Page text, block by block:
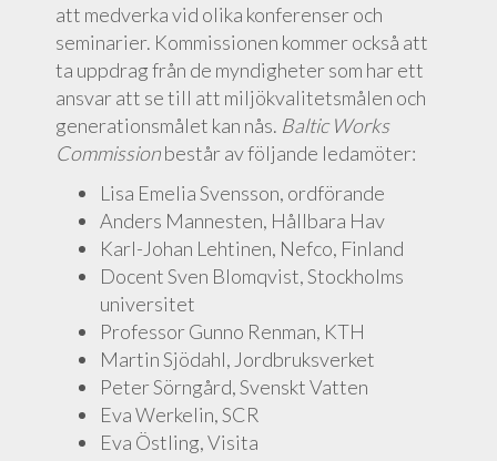
att medverka vid olika konferenser och
seminarier. Kommissionen kommer också att
ta uppdrag från de myndigheter som har ett
ansvar att se till att miljökvalitetsmålen och
generationsmålet kan nås. Baltic Works
Commissionbestår av följande ledamöter:
Lisa Emelia Svensson, ordförande
Anders Mannesten, Hållbara Hav
Karl-Johan Lehtinen, Nefco, Finland
Docent Sven Blomqvist, Stockholms
universitet
Professor Gunno Renman, KTH
Martin Sjödahl, Jordbruksverket
Peter Sörngård, Svenskt Vatten
Eva Werkelin, SCR
Eva Östling, Visita